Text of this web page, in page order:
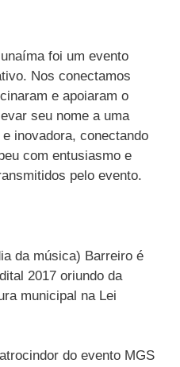
foi um evento
Nos conectamos
e apoiaram o
seu nome a uma
inovadora, conectando
com entusiasmo e
pelo evento.
da música) Barreiro é
2017 oriundo da
municipal na Lei
do evento MGS